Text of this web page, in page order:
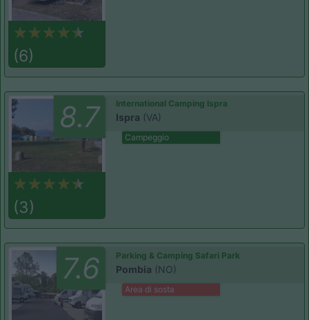
(6)
8.7
(3)
International Camping Ispra
Ispra (VA)
Campeggio
7.6 Parking & Camping Safari Park
Pombia (NO)
Area di sosta